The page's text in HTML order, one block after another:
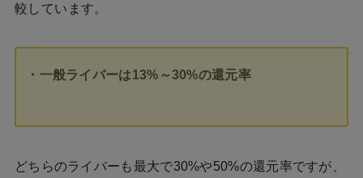
較しています。
・一般ライバーは13%～30%の還元率
どちらのライバーも最大で30%や50%の還元率ですが、